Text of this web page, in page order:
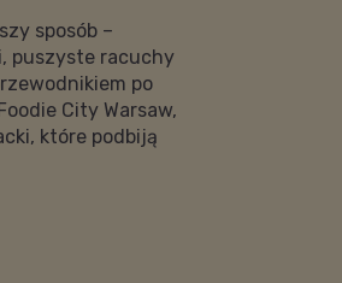
sposób –
puszyste racuchy
po
City Warsaw,
które podbiją